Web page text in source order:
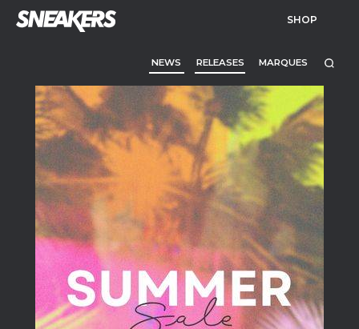
SHOP
NEWS RELEASES MARQUES